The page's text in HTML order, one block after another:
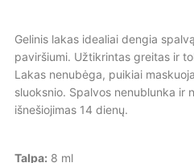
Gelinis lakas idealiai dengia
paviršiumi. Užtikrintas greitas ir
Lakas nenubėga, puikiai
sluoksnio. Spalvos nenublunka ir
išnešiojimas 14 dienų.
Talpa: 8 ml